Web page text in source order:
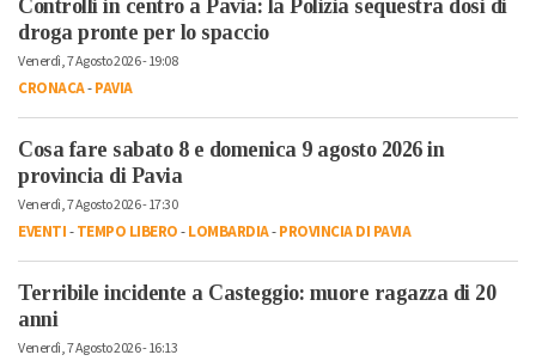
Controlli in centro a Pavia: la Polizia sequestra dosi di
droga pronte per lo spaccio
Venerdì, 7 Agosto 2026 - 19:08
CRONACA-PAVIA
Cosa fare sabato 8 e domenica 9 agosto 2026 in
provincia di Pavia
Venerdì, 7 Agosto 2026 - 17:30
EVENTI-TEMPO LIBERO-LOMBARDIA-PROVINCIA DI PAVIA
Terribile incidente a Casteggio: muore ragazza di 20
anni
Venerdì, 7 Agosto 2026 - 16:13